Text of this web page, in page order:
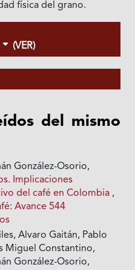
física del grano.
(VER)
del mismo
González-Osorio,
Implicaciones
del café en Colombia ,
Avance 544
Alvaro Gaitán, Pablo
Miguel Constantino,
González-Osorio,